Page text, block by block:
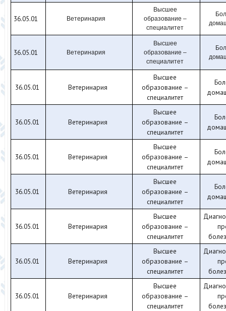
36.05.01 Ветеринария
Высшее
образование –
специалитет
36.05.01 Ветеринария
Высшее
образование –
специалитет
36.05.01 Ветеринария
Высшее
образование –
специалитет
36.05.01 Ветеринария
Высшее
образование –
специалитет
36.05.01 Ветеринария
Высшее
образование –
специалитет
36.05.01 Ветеринария
Высшее
образование –
специалитет
36.05.01 Ветеринария
Высшее
образование –
специалитет
36.05.01 Ветеринария
Высшее
образование –
специалитет
36.05.01 Ветеринария
Высшее
образование –
специалитет